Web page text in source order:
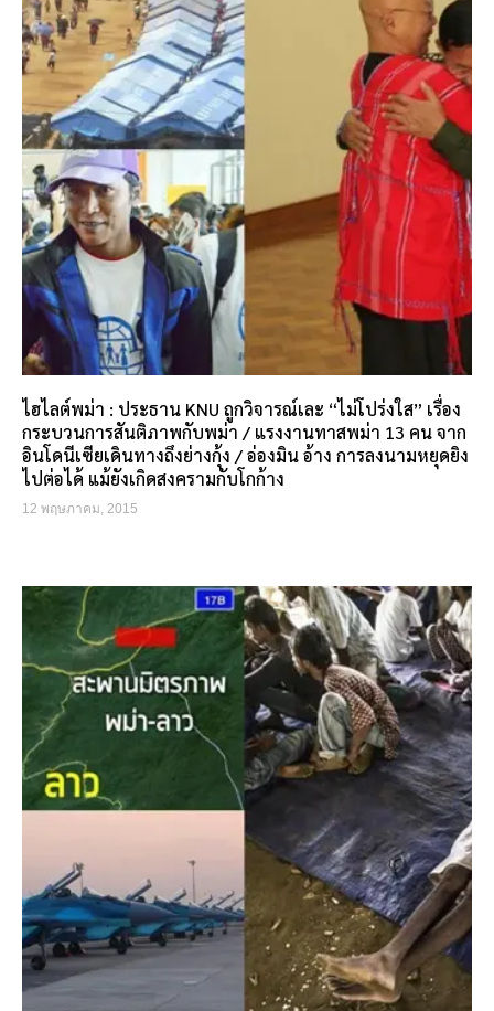
ไฮไลต์พม่า : ประธาน KNU ถูกวิจารณ์เละ “ไม่โปร่งใส” เรื่อง
กระบวนการสันติภาพกับพม่า / แรงงานทาสพม่า 13 คน จาก
อินโดนีเซียเดินทางถึงย่างกุ้ง / อ่องมิน อ้าง การลงนามหยุดยิง
ไปต่อได้ แม้ยังเกิดสงครามกับโกก้าง
12 พฤษภาคม, 2015